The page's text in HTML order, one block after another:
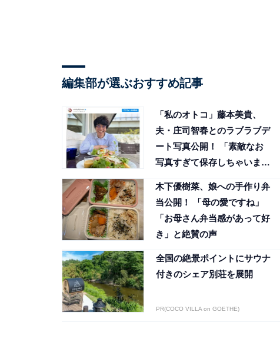
編集部が選ぶおすすめ記事
「私のオトコ」藤本美貴、
夫・庄司智春とのラブラブデ
ート写真公開！ 「素敵なお
写真すぎて保存しちゃいまし
木下優樹菜、娘への手作り弁
当公開！ 「母の愛ですね」
「お母さん弁当感があって好
き」と絶賛の声
全国の絶景ポイントにサウナ
付きのシェア別荘を展開
PR(COCO VILLA on GOETHE)